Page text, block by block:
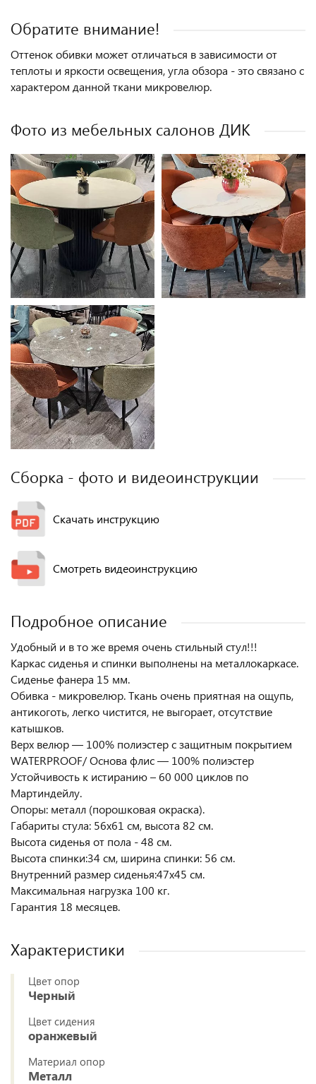
Обратите внимание!
Оттенок обивки может отличаться в зависимости от
теплоты и яркости освещения, угла обзора - это связано с
характером данной ткани микровелюр.
Фото из мебельных салонов ДИК
Сборка - фото и видеоинструкции
Скачать инструкцию
Смотреть видеоинструкцию
Подробное описание
Удобный и в то же время очень стильный стул!!!
Каркас сиденья и спинки выполнены на металлокаркасе.
Сиденье фанера 15 мм.
Обивка - микровелюр. Ткань очень приятная на ощупь,
антикоготь, легко чистится, не выгорает, отсутствие
катышков.
Верх велюр — 100% полиэстер с защитным покрытием
WATERPROOF/ Основа флис — 100% полиэстер
Устойчивость к истиранию – 60 000 циклов по
Мартиндейлу.
Опоры: металл (порошковая окраска).
Габариты стула: 56х61 см, высота 82 см.
Высота сиденья от пола - 48 см.
Высота спинки:34 см, ширина спинки: 56 см.
Внутренний размер сиденья:47х45 см.
Максимальная нагрузка 100 кг.
Гарантия 18 месяцев.
Характеристики
Цвет опор
Черный
Цвет сидения
оранжевый
Материал опор
Металл